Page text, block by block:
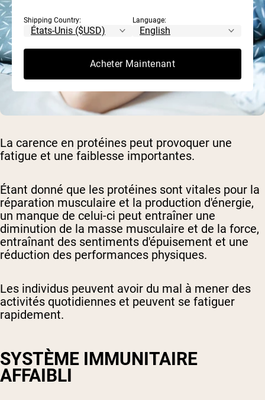
La carence en protéines peut provoquer une
fatigue et une faiblesse importantes.
Étant donné que les protéines sont vitales pour la
réparation musculaire et la production d'énergie,
un manque de celui-ci peut entraîner une
diminution de la masse musculaire et de la force,
entraînant des sentiments d'épuisement et une
réduction des performances physiques.
Les individus peuvent avoir du mal à mener des
activités quotidiennes et peuvent se fatiguer
rapidement.
SYSTÈME IMMUNITAIRE
AFFAIBLI
Shipping Country: Language:
Acheter Maintenant